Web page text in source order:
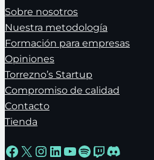
Sobre nosotros
Nuestra metodología
Formación para empresas
Opiniones
Torrezno’s Startup
Compromiso de calidad
Contacto
Tienda
Facebook
X Instagram
LinkedIn
YouTube
Spotify
Twitch
Discord